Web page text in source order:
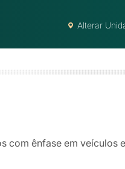
Alterar
com ênfase em veículos